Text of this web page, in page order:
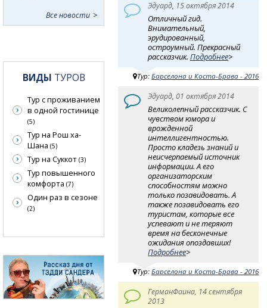
Эдуард, 15 октября 2014
Отличный гид.
Внимательный,
эрудированный,
остроумный. Прекрасный
рассказчик.Подробнее>
Тур:Барселона и Коста-Брава - 2016
Эдуард, 01 октября 2014
Великолепный рассказчик. С
чувством юмора и
врожденной
интеллигентностью.
Просто кладезь знаний и
неисчерпаемый источник
информации. А его
организаторским
способностям можно
только позавидовать. А
также позавидовать его
туристам, которые все
успевают и не теряют
время на бесконечные
ожидания опоздавших!
Подробнее>
Тур:Барселона и Коста-Брава - 2016
ГерманФаина, 14 сентября
2013
Все новости
ВИДЫ ТУРОВ
Тур с проживанием
в одной гостинице
(5)
Тур на Рош ха-
Шана (5)
Тур на Суккот (3)
Тур повышенного
комфорта (7)
Один раз в сезоне
(2)